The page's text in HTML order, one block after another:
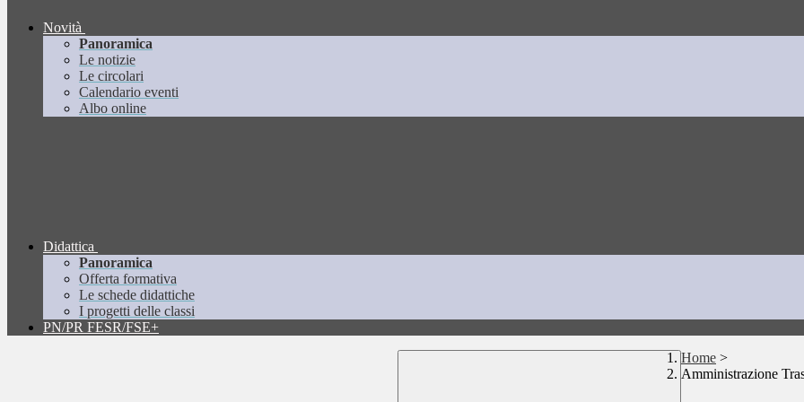
Novità
Panoramica
Le notizie
Le circolari
Calendario eventi
Albo online
Didattica
Panoramica
Offerta formativa
Le schede didattiche
I progetti delle classi
PN/PR FESR/FSE+
Home >
Amministrazione